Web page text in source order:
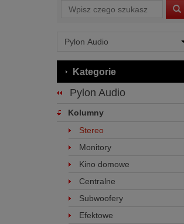
Wyszukaj
Kategorie
Pylon Audio
Kolumny
Stereo
Monitory
Kino domowe
Centralne
Subwoofery
Efektowe